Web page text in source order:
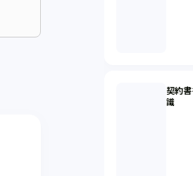
契約
識